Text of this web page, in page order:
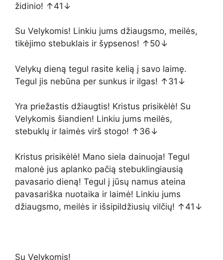
židinio! ↑41↓
Su Velykomis! Linkiu jums džiaugsmo, meilės,
tikėjimo stebuklais ir šypsenos! ↑50↓
Velykų dieną tegul rasite kelią į savo laimę.
Tegul jis nebūna per sunkus ir ilgas! ↑31↓
Yra priežastis džiaugtis! Kristus prisikėlė! Su
Velykomis šiandien! Linkiu jums meilės,
stebuklų ir laimės virš stogo! ↑36↓
Kristus prisikėlė! Mano siela dainuoja! Tegul
malonė jus aplanko pačią stebuklingiausią
pavasario dieną! Tegul į jūsų namus ateina
pavasariška nuotaika ir laimė! Linkiu jums
džiaugsmo, meilės ir išsipildžiusių vilčių! ↑41↓
Su Velykomis!